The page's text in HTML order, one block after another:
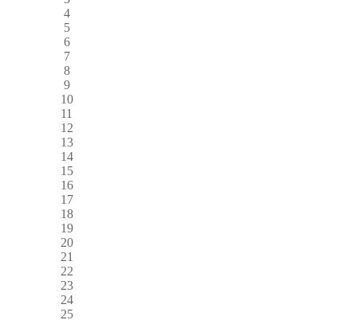
4
5
6
7
8
9
10
11
12
13
14
15
16
17
18
19
20
21
22
23
24
25